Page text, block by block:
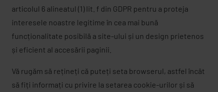
articolul 6 alineatul (1) lit. f din GDPR pentru a proteja
interesele noastre legitime în cea mai bună
funcționalitate posibilă a site-ului și un design prietenos
și eficient al accesării paginii.
Vă rugăm să rețineți că puteți seta browserul, astfel încât
să fiți informați cu privire la setarea cookie-urilor și să